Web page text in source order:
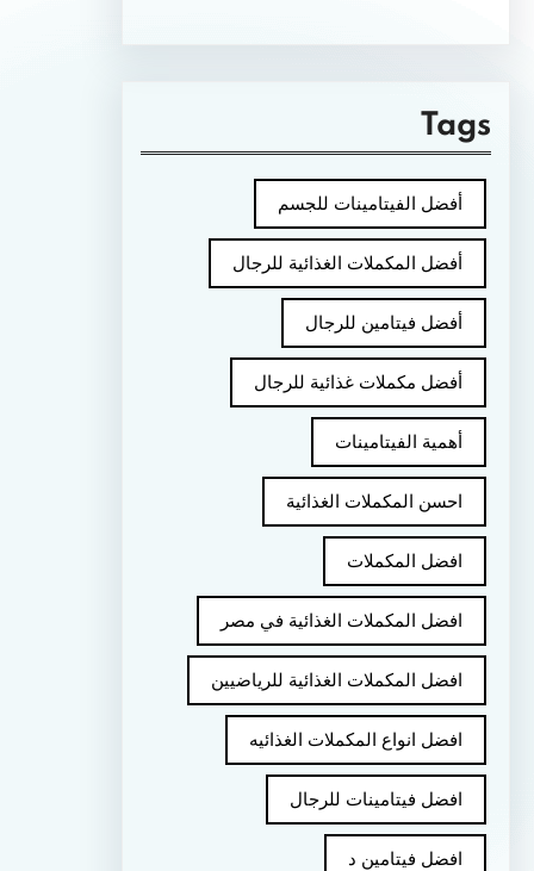
Tags
أفضل الفيتامينات للجسم
أفضل المكملات الغذائية للرجال
أفضل فيتامين للرجال
أفضل مكملات غذائية للرجال
أهمية الفيتامينات
احسن المكملات الغذائية
افضل المكملات
افضل المكملات الغذائية في مصر
افضل المكملات الغذائية للرياضيين
افضل انواع المكملات الغذائيه
افضل فيتامينات للرجال
افضل فيتامين د